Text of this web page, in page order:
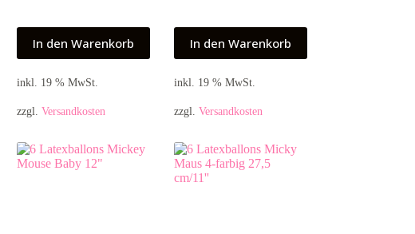
In den Warenkorb
inkl. 19 % MwSt.
zzgl.Versandkosten
In den Warenkorb
inkl. 19 % MwSt.
zzgl.Versandkosten